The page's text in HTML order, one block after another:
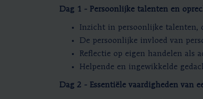
Dag 1 - Persoonlijke talenten en
Inzicht in persoonlijke talenten,
De persoonlijke invloed van
Reflectie op eigen handelen als
Helpende en ingewikkelde
Dag 2 - Essentiële vaardigheden van